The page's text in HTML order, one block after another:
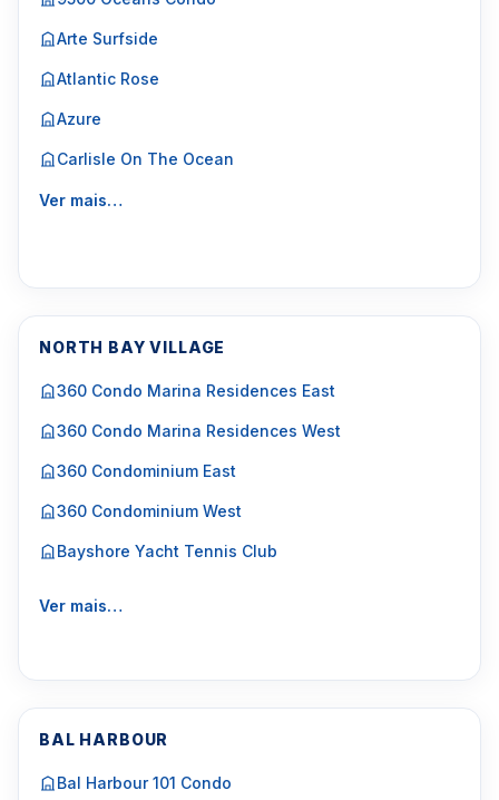
Arte Surfside
Atlantic Rose
Azure
Carlisle On The Ocean
Ver mais…
NORTH BAY VILLAGE
360 Condo Marina Residences East
360 Condo Marina Residences West
360 Condominium East
360 Condominium West
Bayshore Yacht Tennis Club
Ver mais…
BAL HARBOUR
Bal Harbour 101 Condo